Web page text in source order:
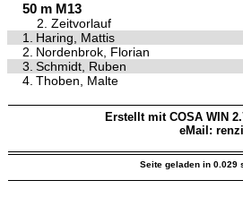
50 m M13
2. Zeitvorlauf
1.
Haring, Mattis
2. Nordenbrok, Florian
3. Schmidt, Ruben
4. Thoben, Malte
Erstellt mit COSA WIN
eMail:
Seite geladen in 0.029